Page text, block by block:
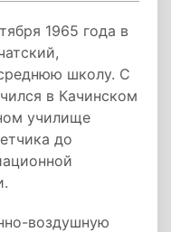
1965 года в
школу. С
в Качинском
училище
до
воздушную